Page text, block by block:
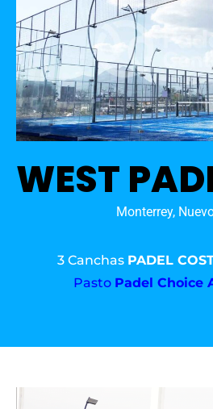
WEST
Monterrey,
3 Canchas PADEL
Pasto Padel Choice